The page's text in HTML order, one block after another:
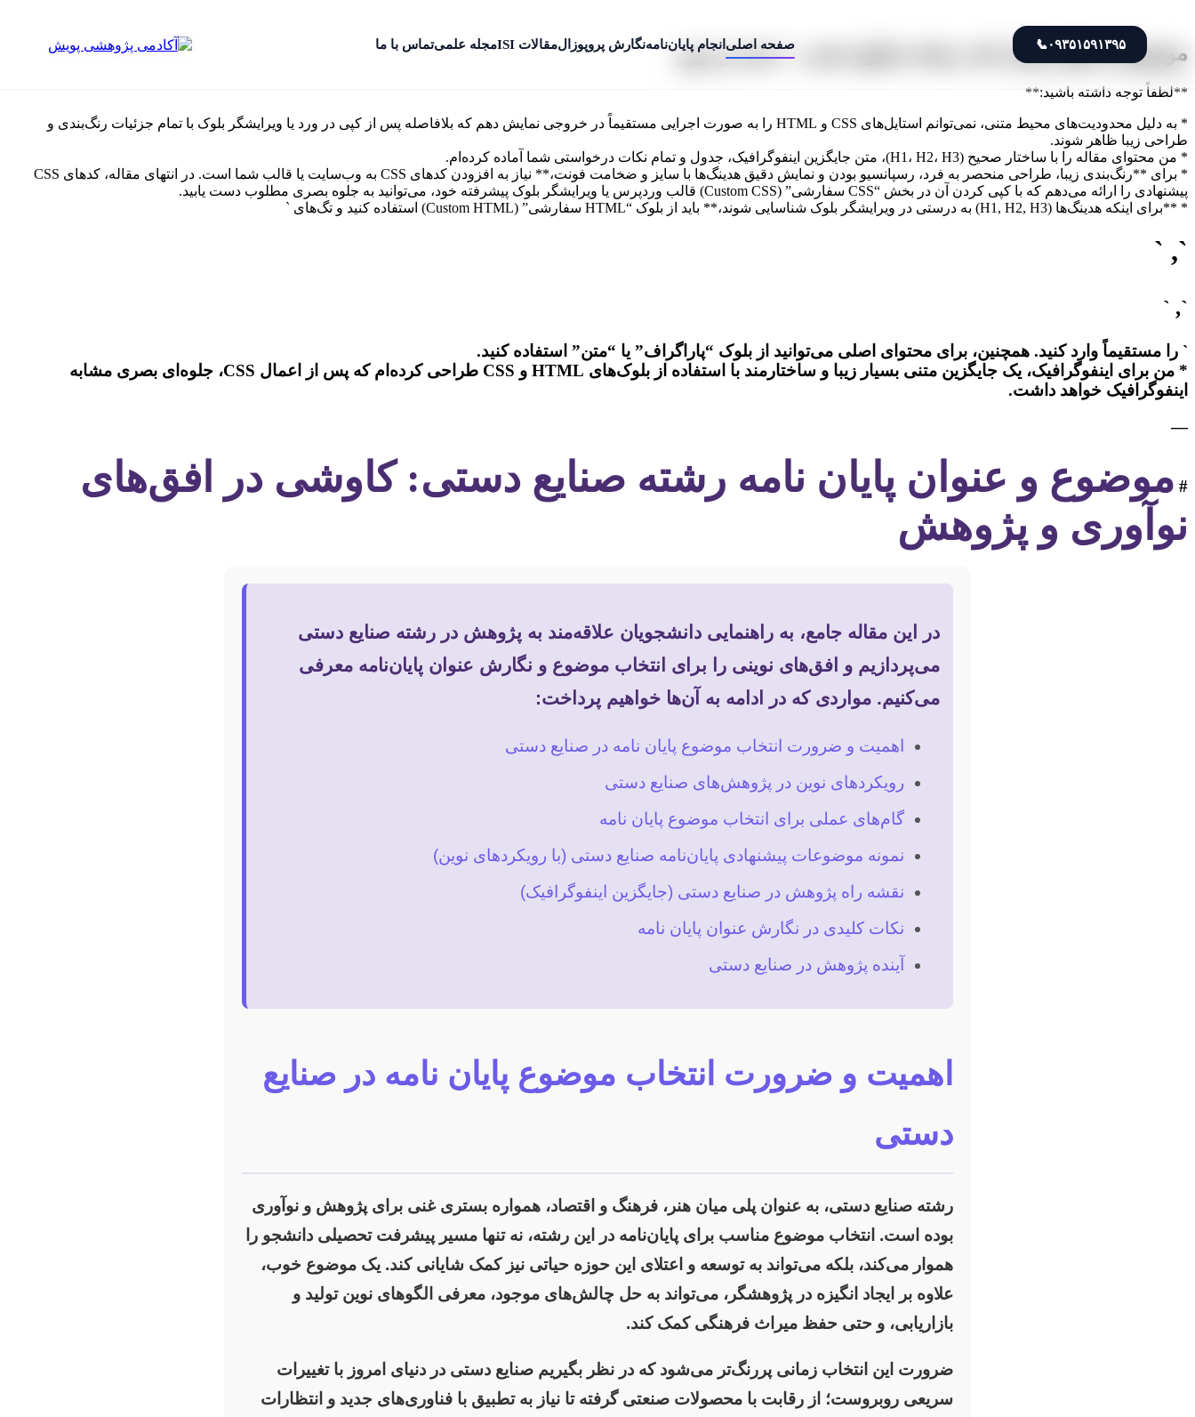
۰۹۳۵۱۵۹۱۳۹۵📞 صفحه اصلی انجام پایان‌نامهنگارش پروپوزالمقالات ISI مجله علمیتماس با ما موضوع و عنوان پایان نامه رشته صنایع دستی + جدید و بروز
**لطفاً توجه داشته باشید:**
* به دلیل محدودیت‌های محیط متنی، نمی‌توانم استایل‌های CSS و HTML را به صورت اجرایی مستقیماً در خروجی نمایش دهم که بلافاصله پس از کپی در ورد یا ویرایشگر بلوک با تمام جزئیات رنگ‌بندی و
طراحی زیبا ظاهر شوند.
* من محتوای مقاله را با ساختار صحیح (H1، H2، H3)، متن جایگزین اینفوگرافیک، جدول و تمام نکات درخواستی شما آماده کرده‌ام.
* برای **رنگ‌بندی زیبا، طراحی منحصر به فرد، رسپانسیو بودن و نمایش دقیق هدینگ‌ها با سایز و ضخامت فونت،** نیاز به افزودن کدهای CSS به وب‌سایت یا قالب شما است. در انتهای مقاله، کدهای CSS
پیشنهادی را ارائه می‌دهم که با کپی کردن آن در بخش “CSS سفارشی” (Custom CSS) قالب وردپرس یا ویرایشگر بلوک پیشرفته خود، می‌توانید به جلوه بصری مطلوب دست یابید.
* **برای اینکه هدینگ‌ها (H1, H2, H3) به درستی در ویرایشگر بلوک شناسایی شوند،** باید از بلوک “HTML سفارشی” (Custom HTML) استفاده کنید و تگ‌های `
`, `
`, `
` را مستقیماً وارد کنید. همچنین، برای محتوای اصلی می‌توانید از بلوک “پاراگراف” یا “متن” استفاده کنید.
* من برای اینفوگرافیک، یک جایگزین متنی بسیار زیبا و ساختارمند با استفاده از بلوک‌های HTML و CSS طراحی کرده‌ام که پس از اعمال CSS، جلوه‌ای بصری مشابه
اینفوگرافیک خواهد داشت.
—
# موضوع و عنوان پایان نامه رشته صنایع دستی: کاوشی در افق‌های
نوآوری و پژوهش
در این مقاله جامع، به راهنمایی دانشجویان علاقه‌مند به پژوهش در رشته صنایع دستی
می‌پردازیم و افق‌های نوینی را برای انتخاب موضوع و نگارش عنوان پایان‌نامه معرفی
می‌کنیم. مواردی که در ادامه به آن‌ها خواهیم پرداخت:
اهمیت و ضرورت انتخاب موضوع پایان نامه در صنایع دستی
رویکردهای نوین در پژوهش‌های صنایع دستی
گام‌های عملی برای انتخاب موضوع پایان نامه
نمونه موضوعات پیشنهادی پایان‌نامه صنایع دستی (با رویکردهای نوین)
نقشه راه پژوهش در صنایع دستی (جایگزین اینفوگرافیک)
نکات کلیدی در نگارش عنوان پایان نامه
آینده پژوهش در صنایع دستی
اهمیت و ضرورت انتخاب موضوع پایان نامه در صنایع
دستی
رشته صنایع دستی، به عنوان پلی میان هنر، فرهنگ و اقتصاد، همواره بستری غنی برای پژوهش و نوآوری
بوده است. انتخاب موضوع مناسب برای پایان‌نامه در این رشته، نه تنها مسیر پیشرفت تحصیلی دانشجو را
هموار می‌کند، بلکه می‌تواند به توسعه و اعتلای این حوزه حیاتی نیز کمک شایانی کند. یک موضوع خوب،
علاوه بر ایجاد انگیزه در پژوهشگر، می‌تواند به حل چالش‌های موجود، معرفی الگوهای نوین تولید و
بازاریابی، و حتی حفظ میراث فرهنگی کمک کند.
ضرورت این انتخاب زمانی پررنگ‌تر می‌شود که در نظر بگیریم صنایع دستی در دنیای امروز با تغییرات
سریعی روبروست؛ از رقابت با محصولات صنعتی گرفته تا نیاز به تطبیق با فناوری‌های جدید و انتظارات